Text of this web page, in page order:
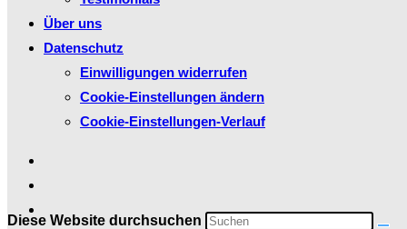
Über uns
Datenschutz
Einwilligungen widerrufen
Cookie-Einstellungen ändern
Cookie-Einstellungen-Verlauf
Diese Website durchsuchen